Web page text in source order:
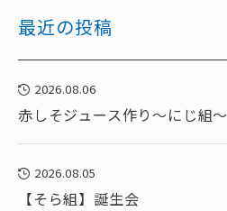
最近の投稿
2026.08.06
赤しそジュース作り～にじ組～
2026.08.05
【そら組】誕生会